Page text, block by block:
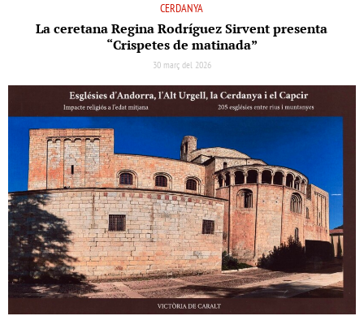
CERDANYA
La ceretana Regina Rodríguez Sirvent presenta
“Crispetes de matinada”
30 març del 2026